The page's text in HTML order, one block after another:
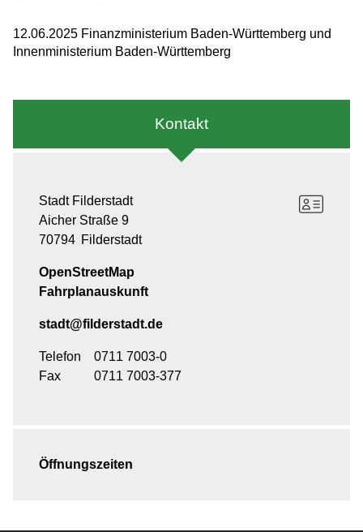
12.06.2025 Finanzministerium Baden-Württemberg und
Innenministerium Baden-Württemberg
Kontakt
Stadt Filderstadt
Aicher Straße 9
70794 Filderstadt
OpenStreetMap
Fahrplanauskunft
stadt@filderstadt.de
Telefon
0711 7003-0
Fax
0711 7003-377
Öffnungszeiten